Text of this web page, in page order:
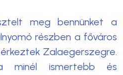
meg bennünket a
részben a főváros
Zalaegerszegre.
minél ismertebb és